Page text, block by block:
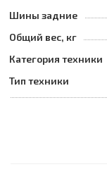
Шины задние
Общий вес, кг
Категория техники
Тип техники